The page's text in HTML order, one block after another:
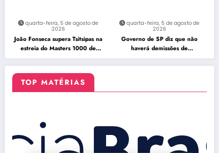
quarta-feira, 5 de agosto de
2026
João Fonseca supera Tsitsipas na
estreia do Masters 1000 de
Montreal
quarta-feira, 5 de agosto de
2026
Governo de SP diz que não
haverá demissões de
funcionários da CPTM
TOP MATÉRIAS